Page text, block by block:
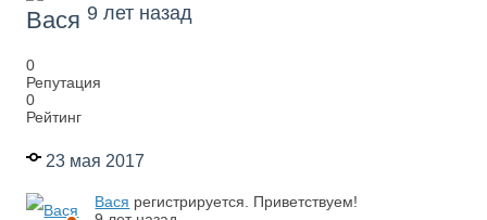
Вася 9 лет назад
0
Репутация
0
Рейтинг
23 мая 2017
Вася регистрируется. Приветствуем!